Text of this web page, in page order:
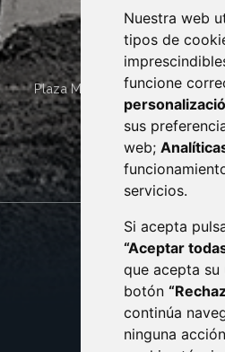
Nuestra web
tipos de
funcione
sus
web;
servicios.
Si acepta
“Aceptar
que acepta su
botón
continúa
ninguna
Plaza Mayor 4 22400
· (34) 974
CONTACTO
AVISO
PROTECCIÓN
POLÍTICA DE